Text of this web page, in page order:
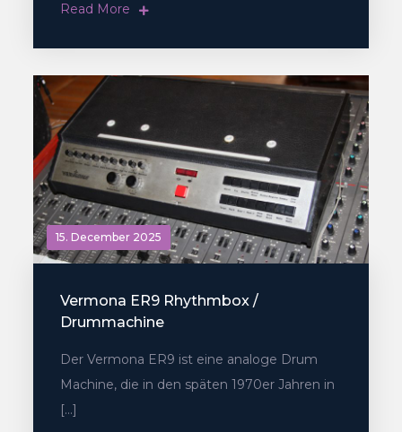
Read More
15. December 2025
Vermona ER9 Rhythmbox /
Drummachine
Der Vermona ER9 ist eine analoge Drum
Machine, die in den späten 1970er Jahren in
[…]